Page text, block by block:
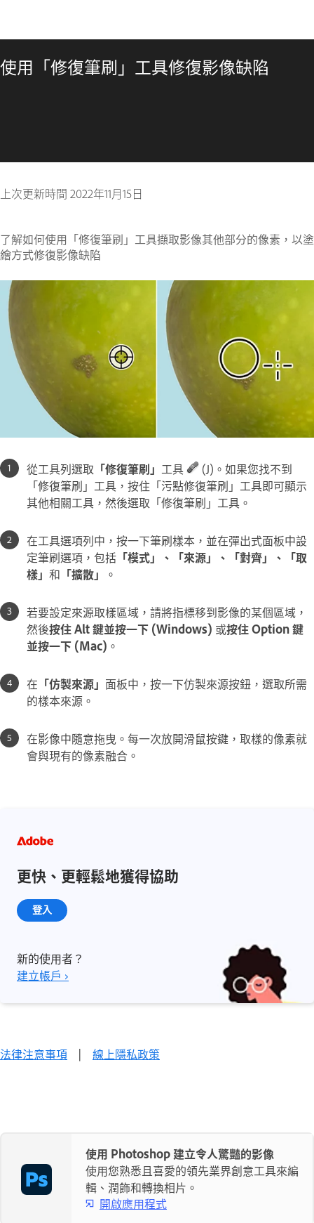
使用「修復筆刷」工具修復影像缺陷
上次更新時間 2022年11月15日
了解如何使用「修復筆刷」工具擷取影像其他部分的像素，以塗
繪方式修復影像缺陷
從工具列選取 「修復筆刷」 工具
(J)。如果您找不到
「修復筆刷」工具，按住「污點修復筆刷」工具即可顯示
其他相關工具，然後選取「修復筆刷」工具。
在工具選項列中，按一下筆刷樣本，並在彈出式面板中設
定筆刷選項，包括 「模式」、「來源」、「對齊」、「取
樣」 和 「擴散」 。
若要設定來源取樣區域，請將指標移到影像的某個區域，
然後按住 Alt 鍵並按一下 (Windows) 或按住 Option 鍵
並按一下 (Mac) 。
在 「仿製來源」 面板中，按一下仿製來源按鈕，選取所需
的樣本來源。
在影像中隨意拖曳。每一次放開滑鼠按鍵，取樣的像素就
會與現有的像素融合。
更快、更輕鬆地獲得協助
登入
新的使用者？
建立帳戶 ›
法律注意事項 | 線上隱私政策
使用 Photoshop 建立令人驚豔的影像
使用您熟悉且喜愛的領先業界創意工具來編
輯、潤飾和轉換相片。
開啟應用程式